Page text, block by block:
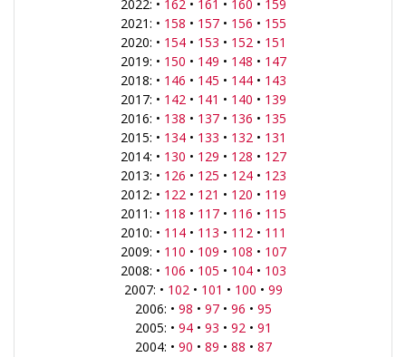
2022: • 162• 161 • 160 • 159
2021: • 158 • 157• 156 • 155
2020: • 154• 153 • 152• 151
2019: • 150 • 149 • 148 • 147
2018: • 146 • 145 • 144• 143
2017: • 142• 141 • 140 • 139
2016: • 138 • 137• 136 • 135
2015: • 134• 133 • 132• 131
2014: • 130 • 129 • 128 • 127
2013: • 126 • 125 • 124• 123
2012: • 122• 121 • 120 • 119
2011: • 118 • 117• 116 • 115
2010: • 114• 113 • 112• 111
2009: • 110 • 109 • 108 • 107
2008: • 106 • 105 • 104• 103
2007: • 102• 101 • 100 • 99
2006: • 98 • 97• 96 • 95
2005: • 94• 93 • 92• 91
2004: • 90 • 89 • 88 • 87